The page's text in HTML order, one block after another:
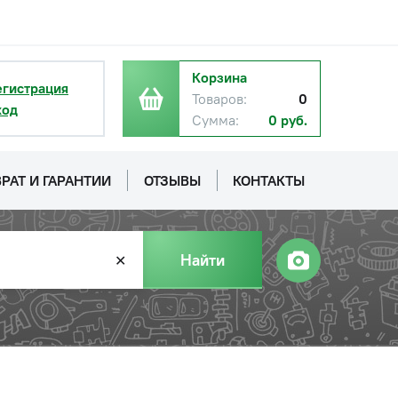
Корзина
Товаров:
0
Сумма:
0 руб.
И ГАРАНТИИ ОТЗЫВЫ КОНТАКТЫ
✕ Найти
10К
Обратитесь к
консультанту
Цена с НДС
− +